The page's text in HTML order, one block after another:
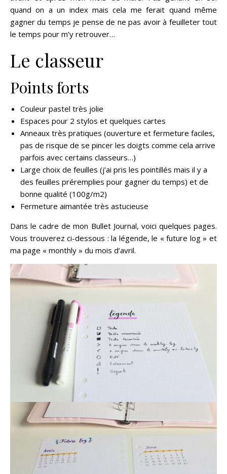
quand on a un index mais cela me ferait quand même
gagner du temps je pense de ne pas avoir à feuilleter tout
le temps pour m’y retrouver…
Le classeur
Points forts
Couleur pastel très jolie
Espaces pour 2 stylos et quelques cartes
Anneaux très pratiques (ouverture et fermeture faciles,
pas de risque de se pincer les doigts comme cela arrive
parfois avec certains classeurs…)
Large choix de feuilles (j’ai pris les pointillés mais il y a
des feuilles préremplies pour gagner du temps) et de
bonne qualité (100g/m2)
Fermeture aimantée très astucieuse
Dans le cadre de mon Bullet Journal, voici quelques pages.
Vous trouverez ci-dessous : la légende, le « future log » et
ma page « monthly » du mois d’avril.